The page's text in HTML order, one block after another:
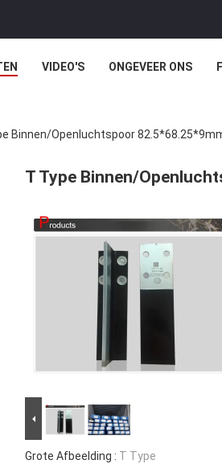
VIDEO'S ONGEVEER ONS
Binnen/Openluchtspoor
T Type Binnen/
Grote Afbeelding : T Type